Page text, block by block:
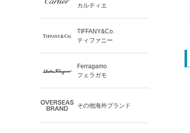
カルティエ
TIFFANY&Co.
ティファニー
Ferragamo
フェラガモ
その他海外ブランド